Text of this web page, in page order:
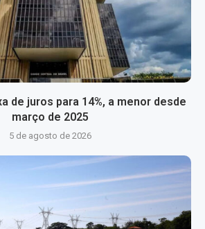
de juros para 14%, a menor desde
março de 2025
5 de agosto de 2026